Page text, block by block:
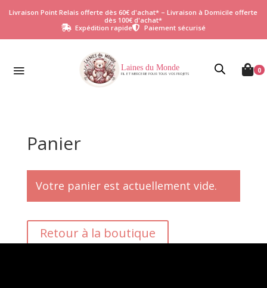
Livraison Point Relais offerte dès 60€ d'achat* – Livraison à Domicile offerte
dès 100€ d'achat*
 Expédition rapide Paiement sécurisé
Laines du Monde
FIL ET MERCERIE POUR TOUS VOS PROJETS  0
Panier
Votre panier est actuellement vide.
Retour à la boutique